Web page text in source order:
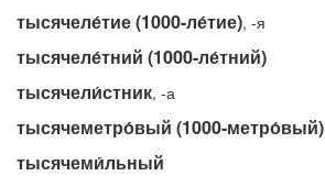
тысячеле́тие (1000-ле́тие), -я
тысячеле́тний (1000-ле́тний)
тысячели́стник, -а
тысячеметро́вый (1000-метро́вый)
тысячеми́льный